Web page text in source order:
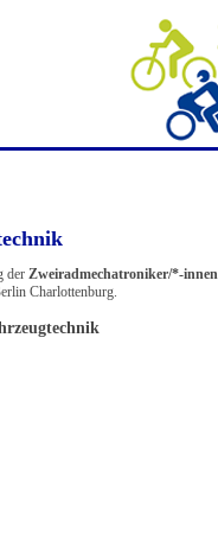
der Zweiradmechatroniker/*-innen
Charlottenburg.